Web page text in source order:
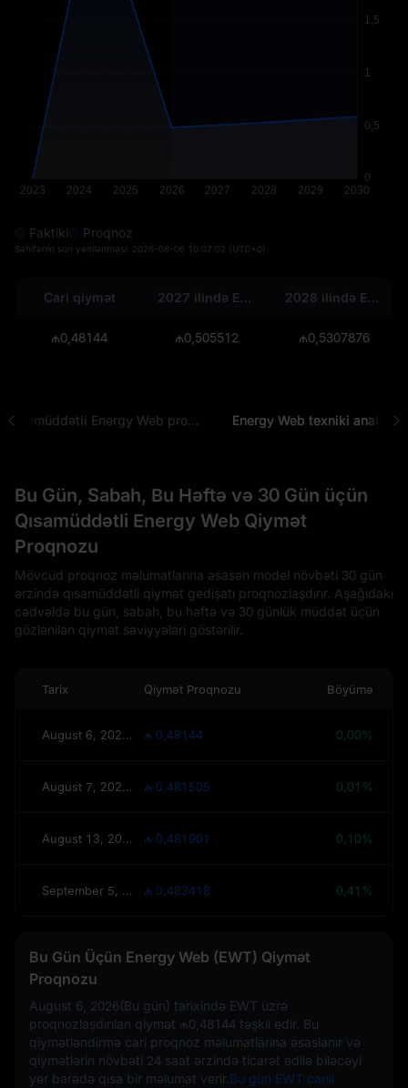
Faktiki Proqnoz
Səhifənin son yenilənməsi: 2026-08-06 10:07:02 (UTC+0)
Cari qiymət 2027 ilində EWT 2028 ilində EWT
₼0,48144 ₼0,505512 ₼0,5307876
Uzunmüddətli Energy Web proqnozu Energy Web texniki analizi
Bu Gün, Sabah, Bu Həftə və 30 Gün üçün
Qısamüddətli Energy Web Qiymət
Proqnozu
Mövcud proqnoz məlumatlarına əsasən model növbəti 30 gün
ərzində qısamüddətli qiymət gedişatı proqnozlaşdırır. Aşağıdakı
cədvəldə bu gün, sabah, bu həftə və 30 günlük müddət üçün
gözlənilən qiymət səviyyələri göstərilir.
Tarix Qiymət Proqnozu Böyümə
August 6, 2026(Bu gün) ₼ 0,48144 0,00%
August 7, 2026(Sabah) ₼ 0,481505 0,01%
August 13, 2026(Bu Həftə) ₼ 0,481901 0,10%
September 5, 2026(30 Gün) ₼ 0,483418 0,41%
Bu Gün Üçün Energy Web (EWT) Qiymət
Proqnozu
August 6, 2026(Bu gün) tarixində EWT üzrə
proqnozlaşdırılan qiymət ₼0,48144 təşkil edir. Bu
qiymətləndirmə cari proqnoz məlumatlarına əsaslanır və
qiymətlərin növbəti 24 saat ərzində ticarət edilə biləcəyi
yer barədə qısa bir məlumat verir. Bu gün EWT canlı